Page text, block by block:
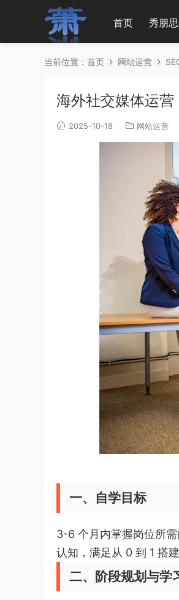
首页 秀朋
当前位置： 首页 网站运营
海外社交媒体运
2025-10-18 网站运营
一、自学目标
3-6 个月内掌握岗位所
认知，满足从 0 到 1 搭
二、阶段规划与学